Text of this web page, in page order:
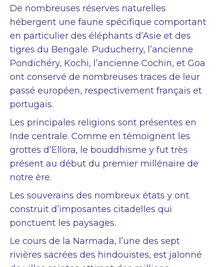
De nombreuses réserves naturelles
hébergent une faune spécifique comportant
en particulier des éléphants d’Asie et des
tigres du Bengale. Puducherry, l’ancienne
Pondichéry, Kochi, l’ancienne Cochin, et Goa
ont conservé de nombreuses traces de leur
passé européen, respectivement français et
portugais.
Les principales religions sont présentes en
Inde centrale. Comme en témoignent les
grottes d’Ellora, le bouddhisme y fut très
présent au début du premier millénaire de
notre ère.
Les souverains des nombreux états y ont
construit d’imposantes citadelles qui
ponctuent les paysages.
Le cours de la Narmada, l’une des sept
rivières sacrées des hindouistes, est jalonné